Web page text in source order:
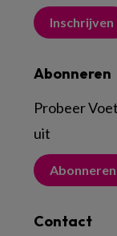
Inschrijven
Abonneren
Probeer
uit
Abonneren
Contact